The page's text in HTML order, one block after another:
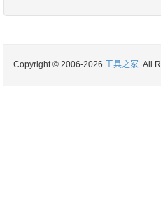
Copyright © 2006-2026 工具之家. All